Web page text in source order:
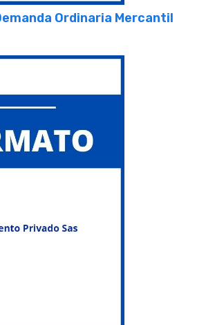
Ordinaria Mercantil